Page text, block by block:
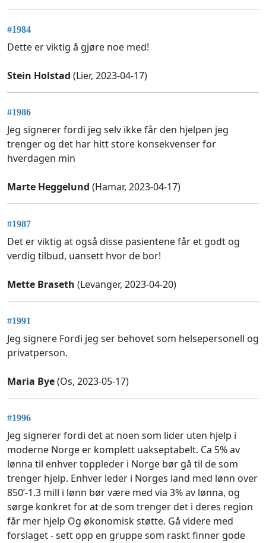
#1984
Dette er viktig å gjøre noe med!
Stein Holstad (Lier, 2023-04-17)
#1986
Jeg signerer fordi jeg selv ikke får den hjelpen jeg
trenger og det har hitt store konsekvenser for
hverdagen min
Marte Heggelund (Hamar, 2023-04-17)
#1987
Det er viktig at også disse pasientene får et godt og
verdig tilbud, uansett hvor de bor!
Mette Braseth (Levanger, 2023-04-20)
#1991
Jeg signere Fordi jeg ser behovet som helsepersonell og
privatperson.
Maria Bye(Os, 2023-05-17)
#1996
Jeg signerer fordi det at noen som lider uten hjelp i
moderne Norge er komplett uakseptabelt. Ca 5% av
lønna til enhver toppleder i Norge bør gå til de som
trenger hjelp. Enhver leder i Norges land med lønn over
850’-1.3 mill i lønn bør være med via 3% av lønna, og
sørge konkret for at de som trenger det i deres region
får mer hjelp Og økonomisk støtte. Gå videre med
forslaget - sett opp en gruppe som raskt finner gode